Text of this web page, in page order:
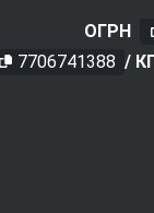
ОГРН
7706741388 /